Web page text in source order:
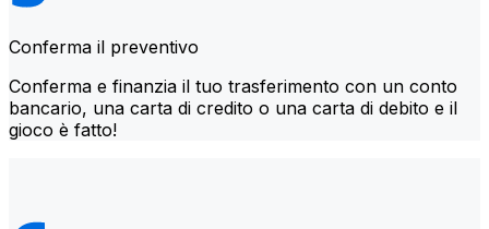
Conferma il preventivo
Conferma e finanzia il tuo trasferimento con un conto
bancario, una carta di credito o una carta di debito e il
gioco è fatto!